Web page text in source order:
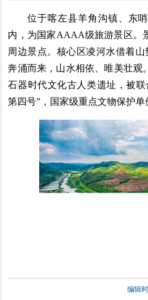
位于喀左县羊角沟镇、东哨
内，为国家AAAA级旅游景区。
周边景点。核心区凌河水借着
奔涌而来，山水相依、唯美壮观
石器时代文化古人类遗址，被
第四号”，国家级重点文物保护单
编辑